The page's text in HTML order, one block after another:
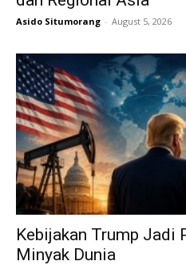
Asido Situmorang - August 5, 2026
Kebijakan Trump Jadi
Minyak Dunia